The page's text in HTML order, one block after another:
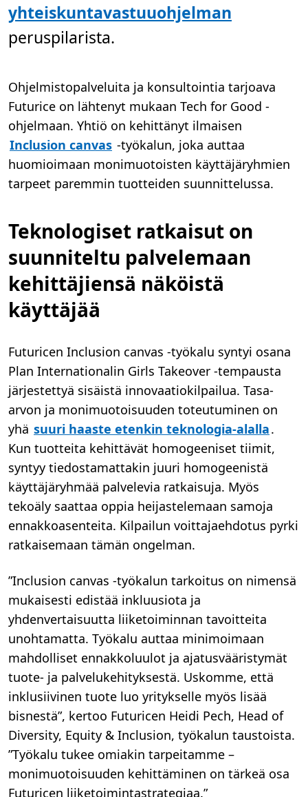
yhteiskuntavastuuohjelman
peruspilarista.
Ohjelmistopalveluita ja konsultointia tarjoava
Futurice on lähtenyt mukaan Tech for Good -
ohjelmaan. Yhtiö on kehittänyt ilmaisen
Inclusion canvas -työkalun, joka auttaa
huomioimaan monimuotoisten käyttäjäryhmien
tarpeet paremmin tuotteiden suunnittelussa.
Teknologiset ratkaisut on
suunniteltu palvelemaan
kehittäjiensä näköistä
käyttäjää
Futuricen Inclusion canvas -työkalu syntyi osana
Plan Internationalin Girls Takeover -tempausta
järjestettyä sisäistä innovaatiokilpailua. Tasa-
arvon ja monimuotoisuuden toteutuminen on
yhä suuri haaste etenkin teknologia-alalla.
Kun tuotteita kehittävät homogeeniset tiimit,
syntyy tiedostamattakin juuri homogeenistä
käyttäjäryhmää palvelevia ratkaisuja. Myös
tekoäly saattaa oppia heijastelemaan samoja
ennakkoasenteita. Kilpailun voittajaehdotus pyrki
ratkaisemaan tämän ongelman.
”Inclusion canvas -työkalun tarkoitus on nimensä
mukaisesti edistää inkluusiota ja
yhdenvertaisuutta liiketoiminnan tavoitteita
unohtamatta. Työkalu auttaa minimoimaan
mahdolliset ennakkoluulot ja ajatusvääristymät
tuote- ja palvelukehityksestä. Uskomme, että
inklusiivinen tuote luo yritykselle myös lisää
bisnestä”, kertoo Futuricen Heidi Pech, Head of
Diversity, Equity & Inclusion, työkalun taustoista.
”Työkalu tukee omiakin tarpeitamme –
monimuotoisuuden kehittäminen on tärkeä osa
Futuricen liiketoimintastrategiaa.”